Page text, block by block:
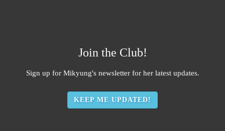
Join the Club!
Sign up for Mikyung's newsletter for her latest updates.
KEEP ME UPDATED!